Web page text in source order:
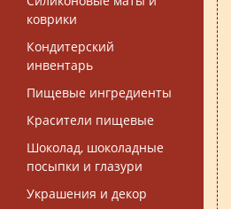
коврики
Кондитерский
инвентарь
Пищевые ингредиенты
Красители пищевые
Шоколад, шоколадные
посыпки и глазури
Украшения и декор